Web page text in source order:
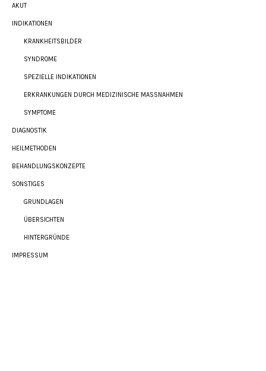
AKUT
INDIKATIONEN
KRANKHEITSBILDER
SYNDROME
SPEZIELLE INDIKATIONEN
ERKRANKUNGEN DURCH MEDIZINISCHE MASSNAHMEN
SYMPTOME
DIAGNOSTIK
HEILMETHODEN
BEHANDLUNGSKONZEPTE
SONSTIGES
GRUNDLAGEN
ÜBERSICHTEN
HINTERGRÜNDE
IMPRESSUM